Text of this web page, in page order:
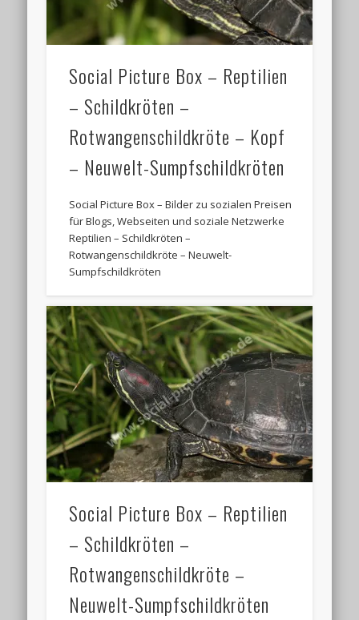
Social Picture Box – Reptilien
– Schildkröten –
Rotwangenschildkröte – Kopf
– Neuwelt-Sumpfschildkröten
Social Picture Box – Bilder zu sozialen Preisen
für Blogs, Webseiten und soziale Netzwerke
Reptilien – Schildkröten –
Rotwangenschildkröte – Neuwelt-
Sumpfschildkröten
Social Picture Box – Reptilien
– Schildkröten –
Rotwangenschildkröte –
Neuwelt-Sumpfschildkröten